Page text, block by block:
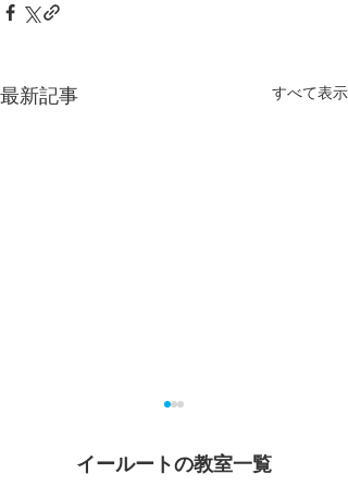
最新記事 すべて表示
イールートの教室一覧